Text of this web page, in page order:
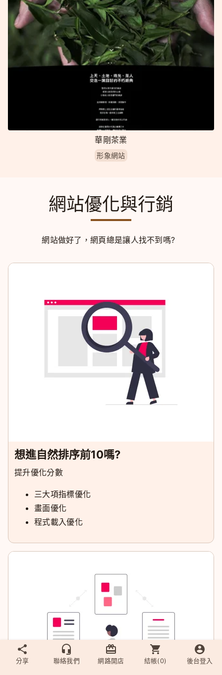
華剛茶業
形象網站
網站優化與行銷
網站做好了，網頁總是讓人找不到嗎?
想進自然排序前10嗎?
提升優化分數
三大項指標優化
畫面優化
程式載入優化
分享 聯絡我們 網路開店 結帳(0) 後台登入